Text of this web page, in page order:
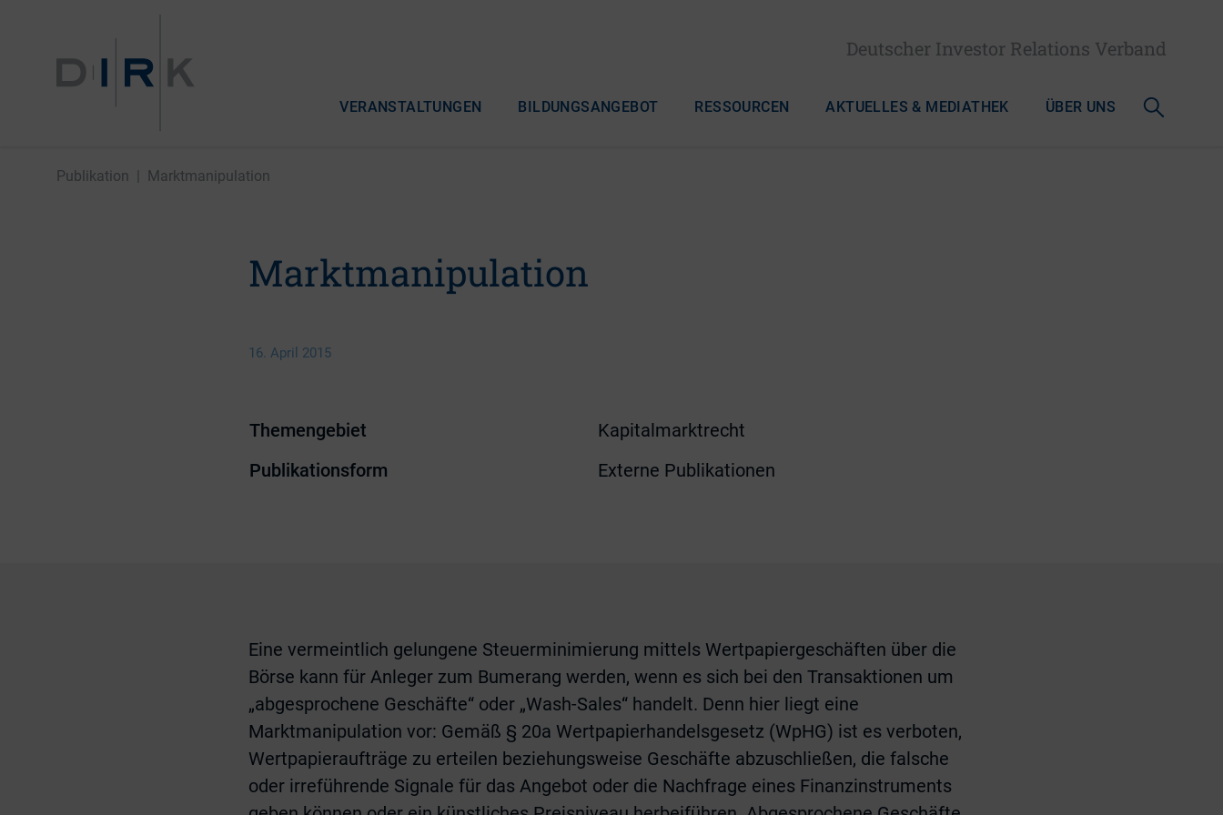
Deutscher Investor Relations Verband
VERANSTALTUNGEN BILDUNGSANGEBOT RESSOURCEN AKTUELLES & MEDIATHEK ÜBER UNS
Publikation Marktmanipulation
Marktmanipulation
16. April 2015
Themengebiet
Kapitalmarktrecht
Publikationsform
Externe Publikationen
Eine vermeintlich gelungene Steuerminimierung mittels Wertpapiergeschäften über die
Börse kann für Anleger zum Bumerang werden, wenn es sich bei den Transaktionen um
„abgesprochene Geschäfte“ oder „Wash-Sales“ handelt. Denn hier liegt eine
Marktmanipulation vor: Gemäß § 20a Wertpapierhandelsgesetz (WpHG) ist es verboten,
Wertpapieraufträge zu erteilen beziehungsweise Geschäfte abzuschließen, die falsche
oder irreführende Signale für das Angebot oder die Nachfrage eines Finanzinstruments